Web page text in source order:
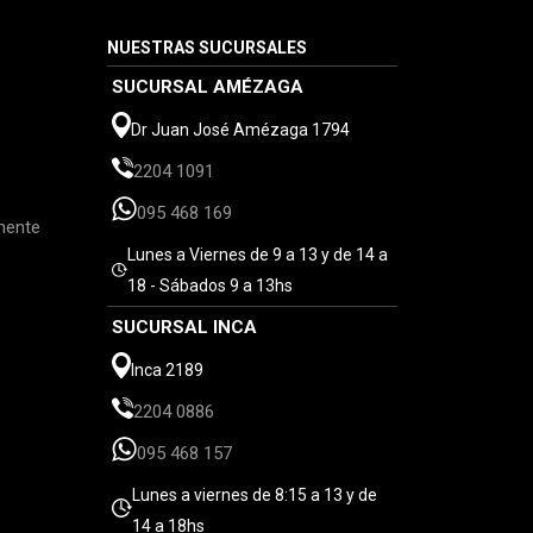
NUESTRAS SUCURSALES
SUCURSAL AMÉZAGA
Dr Juan José Amézaga 1794
2204 1091
095 468 169
Lunes a Viernes de 9 a 13 y de 14 a
18 - Sábados 9 a 13hs
SUCURSAL INCA
Inca 2189
2204 0886
095 468 157
Lunes a viernes de 8:15 a 13 y de
14 a 18hs